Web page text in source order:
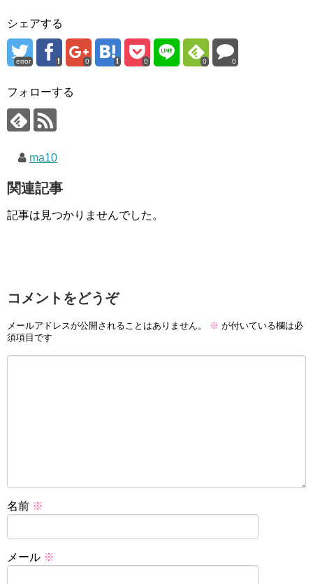
シェアする
error 0 0 0 0
フォローする
ma10
関連記事
記事は見つかりませんでした。
コメントをどうぞ
メールアドレスが公開されることはありません。 ※ が付いている欄は必
須項目です
名前 ※
メール ※